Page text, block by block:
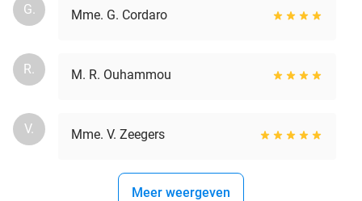
G. Mme. G. Cordaro
R. M. R. Ouhammou
V. Mme. V. Zeegers
Meer weergeven